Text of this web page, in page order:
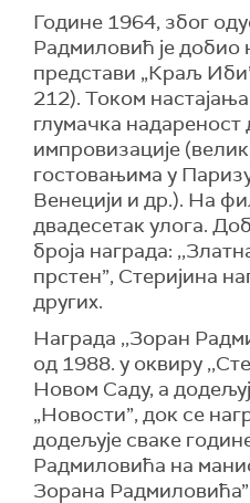
Године 1964, због
Радмиловић је добио
представи „Краљ
212). Током
глумачка надареност
импровизације
гостовањима у
Венецији и др.). На
двадесетак улога.
броја награда:
прстен”, Стеријина
других.
Награда ,,Зоран
од 1988. у оквиру
Новом Саду, а
„Новости”, док се
додељује сваке
Радмиловића на
Зорана